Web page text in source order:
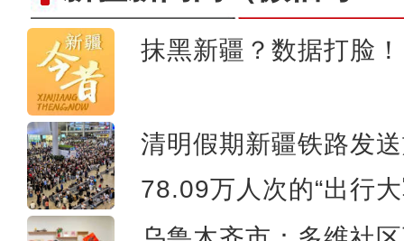
抹黑新疆？数据打脸！
清明假期新疆铁路发
78.09万人次的“出行